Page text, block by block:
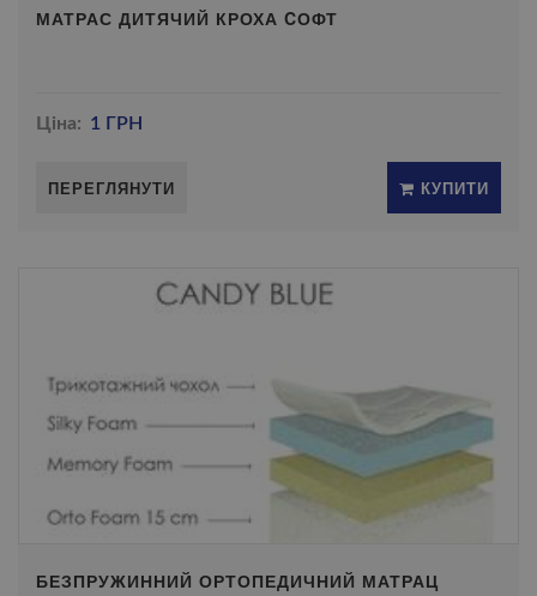
МАТРАС ДИТЯЧИЙ КРОХА CОФТ
Ціна: 1 ГРН
ПЕРЕГЛЯНУТИ КУПИТИ
БЕЗПРУЖИННИЙ ОРТОПЕДИЧНИЙ МАТРАЦ